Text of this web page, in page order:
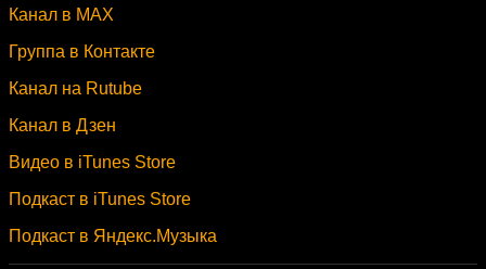
Канал в MAX
Группа в Контакте
Канал на Rutube
Канал в Дзен
Видео в iTunes Store
Подкаст в iTunes Store
Подкаст в Яндекс.Музыка